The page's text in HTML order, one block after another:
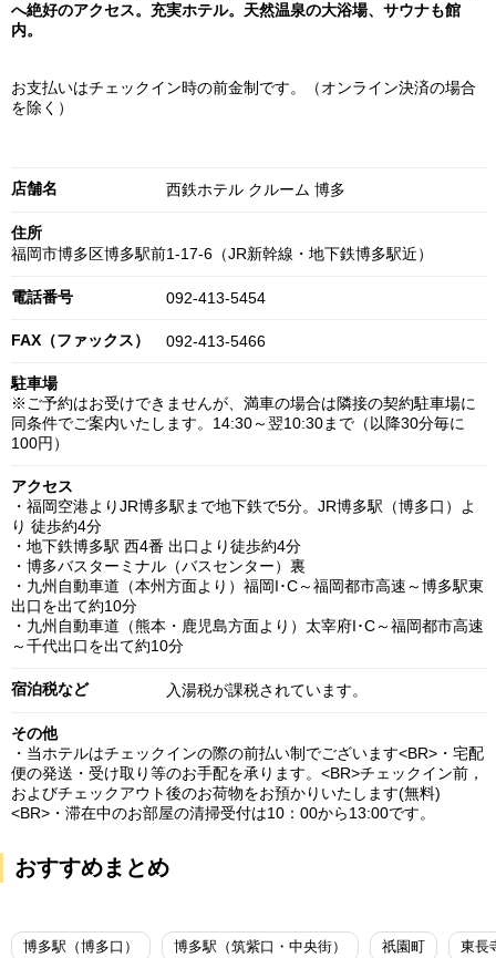
へ絶好のアクセス。充実ホテル。天然温泉の大浴場、サウナも館
内。
お支払いはチェックイン時の前金制です。（オンライン決済の場合
を除く）
店舗名 西鉄ホテル クルーム 博多
住所
福岡市博多区博多駅前1-17-6（JR新幹線・地下鉄博多駅近）
電話番号 092-413-5454
FAX（ファックス） 092-413-5466
駐車場
※ご予約はお受けできませんが、満車の場合は隣接の契約駐車場に
同条件でご案内いたします。14:30～翌10:30まで（以降30分毎に
100円）
アクセス
・福岡空港よりJR博多駅まで地下鉄で5分。JR博多駅（博多口）よ
り 徒歩約4分
・地下鉄博多駅 西4番 出口より徒歩約4分
・博多バスターミナル（バスセンター）裏
・九州自動車道（本州方面より）福岡I･C～福岡都市高速～博多駅東
出口を出て約10分
・九州自動車道（熊本・鹿児島方面より）太宰府I･C～福岡都市高速
～千代出口を出て約10分
宿泊税など 入湯税が課税されています。
その他
・当ホテルはチェックインの際の前払い制でございます<BR>・宅配
便の発送・受け取り等のお手配を承ります。<BR>チェックイン前，
およびチェックアウト後のお荷物をお預かりいたします(無料)
<BR>・滞在中のお部屋の清掃受付は10：00から13:00です。
おすすめまとめ
博多駅（博多口） 博多駅（筑紫口・中央街） 祇園町 東長